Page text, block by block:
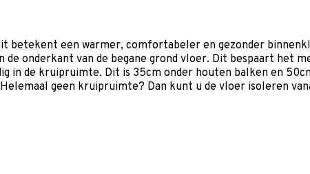
betekent een warmer, comfortabeler en gezonder
onderkant van de begane grond vloer. Dit bespaart het
in de kruipruimte. Dit is 35cm onder houten balken en
geen kruipruimte? Dan kunt u de vloer isoleren